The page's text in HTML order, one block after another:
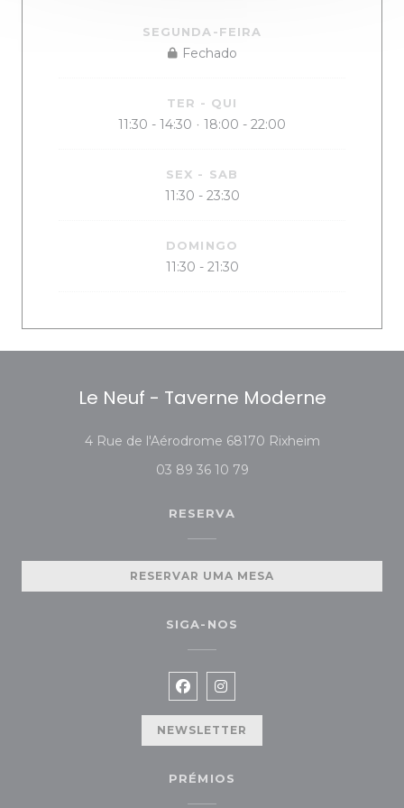
SEGUNDA-FEIRA
Fechado
TER - QUI
11:30 - 14:30 • 18:00 - 22:00
SEX - SAB
11:30 - 23:30
DOMINGO
11:30 - 21:30
Le Neuf - Taverne Moderne
4 Rue de l'Aérodrome 68170 Rixheim((abre numa
03 89 36 10 79
RESERVA
RESERVAR UMA MESA
SIGA-NOS
Facebook ((abre numa nova
Instagram ((abre numa
NEWSLETTER
PRÉMIOS